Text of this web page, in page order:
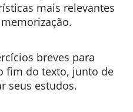
mais relevantes
breves para
fim do texto, junto de
seus estudos.